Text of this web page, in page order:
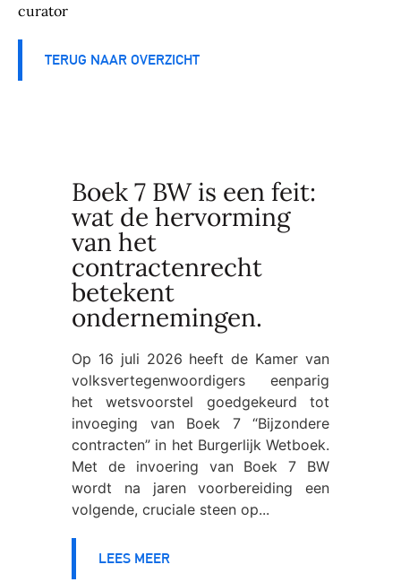
curator
TERUG NAAR OVERZICHT
Boek 7 BW is een feit:
wat de hervorming
van het
contractenrecht
betekent
ondernemingen.
Op 16 juli 2026 heeft de Kamer van
volksvertegenwoordigers eenparig
het wetsvoorstel goedgekeurd tot
invoeging van Boek 7 “Bijzondere
contracten” in het Burgerlijk Wetboek.
Met de invoering van Boek 7 BW
wordt na jaren voorbereiding een
volgende, cruciale steen op...
LEES MEER